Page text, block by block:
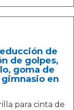
de
de golpes,
goma de
en
para cinta de